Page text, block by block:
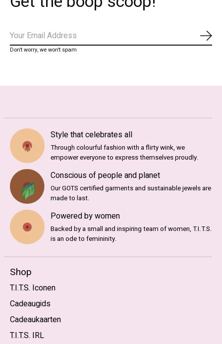
Don’t worry, we won’t spam
Style that celebrates all
Through colourful fashion with a flirty wink, we
empower everyone to express themselves proudly.
Conscious of people and planet
Our GOTS certified garments and sustainable jewels are
made to last.
Powered by women
Backed by a small and inspiring team of women, T.I.T.S.
is an ode to femininity.
Shop
T.I.T.S. Iconen
Cadeaugids
Cadeaukaarten
T.I.T.S. IRL